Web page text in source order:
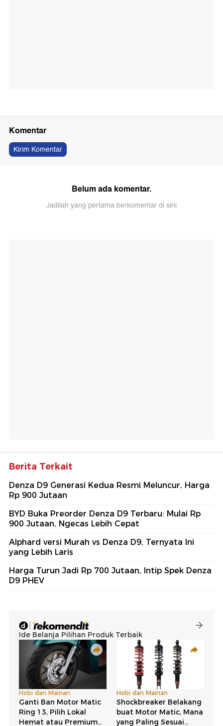
Komentar
Kirim Komentar
Belum ada komentar.
Jadilah yang pertama berkomentar di sini
Berita Terkait
Denza D9 Generasi Kedua Resmi Meluncur, Harga
Rp 900 Jutaan
BYD Buka Preorder Denza D9 Terbaru: Mulai Rp
900 Jutaan, Ngecas Lebih Cepat
Alphard versi Murah vs Denza D9, Ternyata Ini
yang Lebih Laris
Harga Turun Jadi Rp 700 Jutaan, Intip Spek Denza
D9 PHEV